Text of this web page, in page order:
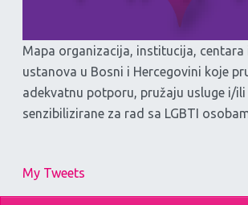
Mapa organizacija, institucija, centara
ustanova u Bosni i Hercegovini koje
adekvatnu potporu, pružaju usluge i/ili
senzibilizirane za rad sa LGBTI
My Tweets